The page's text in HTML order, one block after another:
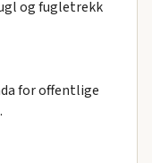
og fugletrekk
for offentlige